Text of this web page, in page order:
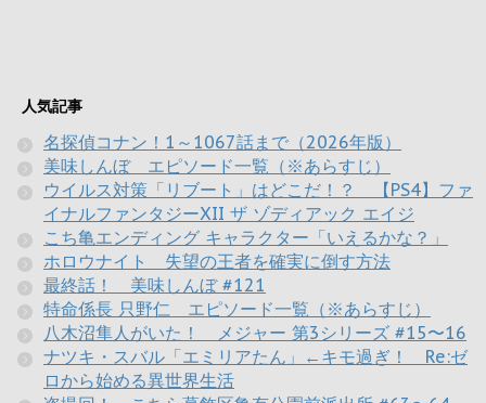
人気記事
名探偵コナン！1～1067話まで（2026年版）
美味しんぼ エピソード一覧（※あらすじ）
ウイルス対策「リブート」はどこだ！？ 【PS4】ファ
イナルファンタジーXII ザ ゾディアック エイジ
こち亀エンディング キャラクター「いえるかな？」
ホロウナイト 失望の王者を確実に倒す方法
最終話！ 美味しんぼ #121
特命係長 只野仁 エピソード一覧（※あらすじ）
八木沼隼人がいた！ メジャー 第3シリーズ #15〜16
ナツキ・スバル「エミリアたん」←キモ過ぎ！ Re:ゼ
ロから始める異世界生活